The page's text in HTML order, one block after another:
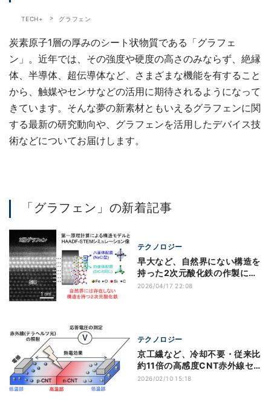
TECH+ グラフェン
炭素原子1層の厚みのシート状物質である「グラフェ
ン」。近年では、その強度や硬度の高さのみならず、絶縁
体、半導体、超伝導体など、さまざまな機能を有すること
から、触媒やセンサなどの活用に期待されるようになって
きています。そんな夢の新素材ともいえるグラフェンに関
する最新の研究動向や、グラフェンを活用したデバイス技
術などについてお届けします。
「グラフェン」の新着記事
テクノロジー
早大など、自然界にない構造を
持った2次元酸化鉄の作製に成
功
2026/04/17 22:08
テクノロジー
京工繊など、冷却不要・従来比
約11倍の高感度CNT赤外線セ
ンサを開発
2026/02/10 15:18